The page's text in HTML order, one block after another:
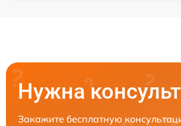
Нужна
Закажите бесплатную